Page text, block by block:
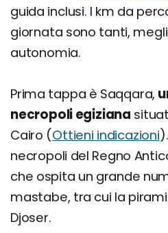
guida inclusi. I km da
giornata sono tanti,
autonomia.
Prima tappa è Saqqara,
necropoli egiziana
Cairo (Ottieni indicazioni
necropoli del Regno
che ospita un grande
mastabe, tra cui la
Djoser.